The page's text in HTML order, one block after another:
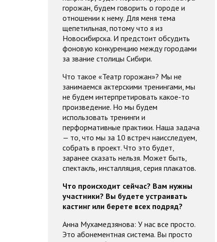
горожан, будем говорить о городе и
отношении к нему. Для меня тема
щепетильная, потому что я из
Новосибирска. И предстоит обсудить
фоновую конкуренцию между городами
за звание столицы Сибири.
Что такое «Театр горожан»? Мы не
занимаемся актерскими тренингами, мы
не будем интерпретировать какое-то
произведение. Но мы будем
использовать тренинги и
перформативные практики. Наша задача
— то, что мы за 10 встреч наисследуем,
собрать в проект. Что это будет,
заранее сказать нельзя. Может быть,
спектакль, инсталляция, серия плакатов.
Что происходит сейчас? Вам нужны
участники? Вы будете устраивать
кастинг или берете всех подряд?
Анна Мухамедзянова: У нас все просто.
Это абонементная система. Вы просто